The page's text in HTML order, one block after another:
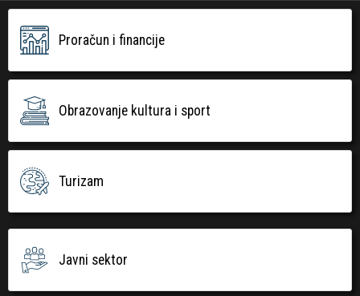
Proračun i financije
Obrazovanje kultura i sport
Turizam
Javni sektor